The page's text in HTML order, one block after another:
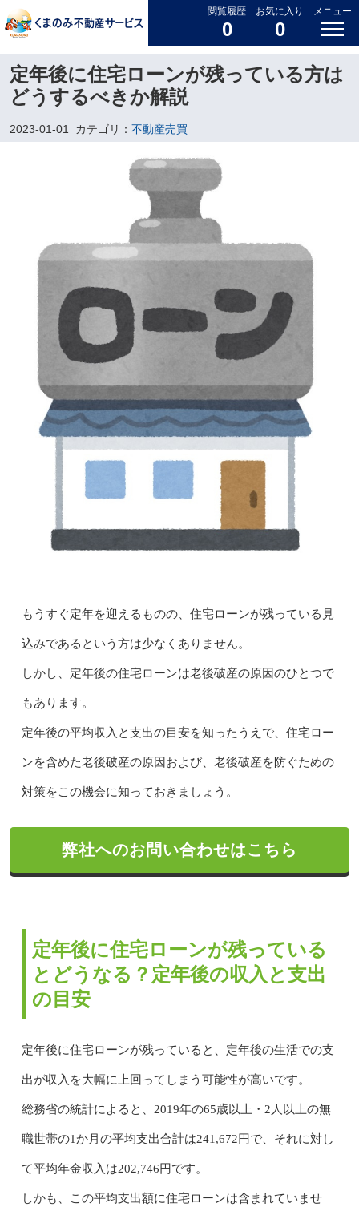
閲覧履歴
0
お気に入り
0
メニュー
定年後に住宅ローンが残っている方は
どうするべきか解説
2023-01-01 カテゴリ： 不動産売買
もうすぐ定年を迎えるものの、住宅ローンが残っている見
込みであるという方は少なくありません。
しかし、定年後の住宅ローンは老後破産の原因のひとつで
もあります。
定年後の平均収入と支出の目安を知ったうえで、住宅ロー
ンを含めた老後破産の原因および、老後破産を防ぐための
対策をこの機会に知っておきましょう。
弊社へのお問い合わせはこちら
定年後に住宅ローンが残っている
とどうなる？定年後の収入と支出
の目安
定年後に住宅ローンが残っていると、定年後の生活での支
出が収入を大幅に上回ってしまう可能性が高いです。
総務省の統計によると、2019年の65歳以上・2人以上の無
職世帯の1か月の平均支出合計は241,672円で、それに対し
て平均年金収入は202,746円です。
しかも、この平均支出額に住宅ローンは含まれていませ